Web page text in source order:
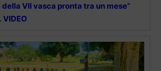
VII vasca pronta tra un mese”
VIDEO